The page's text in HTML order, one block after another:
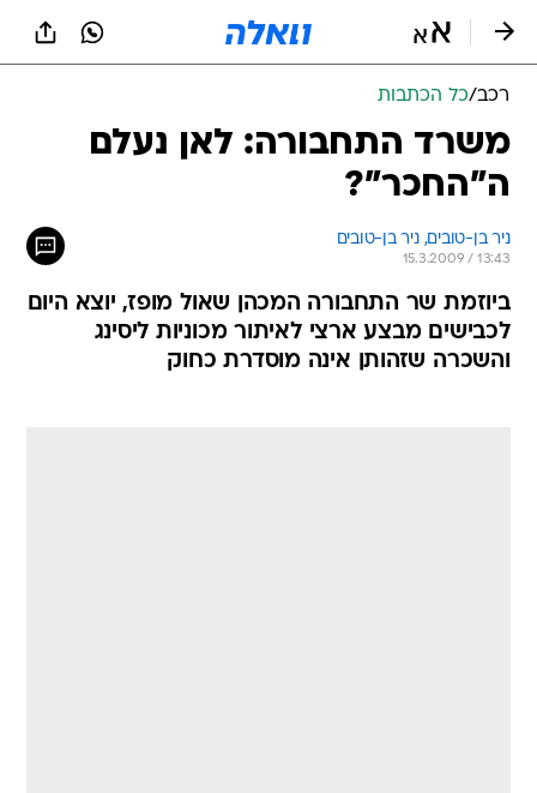
רכב/כל הכתבות
משרד התחבורה: לאן נעלם
ה"החכר"?
ניר בן-טובים, ניר בן-טובים
15.3.2009 / 13:43
ביוזמת שר התחבורה המכהן שאול מופז, יוצא היום
לכבישים מבצע ארצי לאיתור מכוניות ליסינג
והשכרה שזהותן אינה מוסדרת כחוק